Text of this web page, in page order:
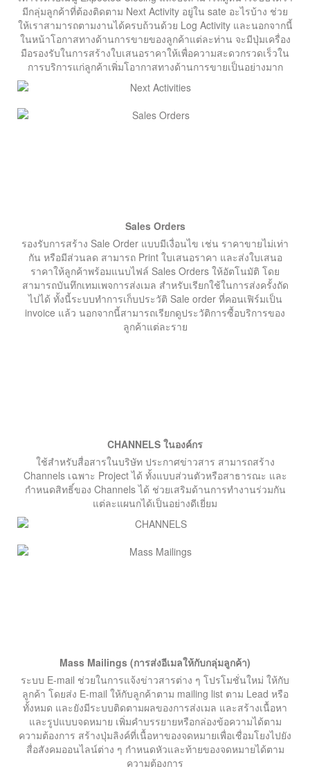
มีกลุ่มลูกค้าที่ต้องติดตาม Next Activity อยู่ใน sate อะไรบ้าง ช่วย
ให้เราสามารถตามงานได้ครบถ้วนด้วย Log Activity และนอกจากนี้
ในหน้าโอกาสทางด้านการขายของลูกค้าแต่ละท่าน จะมีปุ่มเครื่อง
มือรองรับในการสร้างใบเสนอราคาให้เพื่อความสะดวกรวดเร็วใน
การบริการแก่ลูกค้าเพิ่มโอากาสทางด้านการขายเป็นอย่างมาก
Sales Orders
รองรับการสร้าง Sale Order แบบมีเงื่อนไข เช่น ราคาขายไม่เท่า
กัน หรือมีส่วนลด สามารถ Print ใบเสนอราคา และส่งใบเสนอ
ราคาให้ลูกค้าพร้อมแนบไฟล์ Sales Orders ให้อัตโนมัติ โดย
สามารถบันทึกเทมเพจการส่งเมล สำหรับเรียกใช้ในการส่งครั้งถัด
ไปได้ ทั้งนี้ระบบทำการเก็บประวัติ Sale order ที่คอนเฟิร์มเป็น
invoice แล้ว นอกจากนี้สามารถเรียกดูประวัติการซื้อบริการของ
ลูกค้าแต่ละราย
CHANNELS ในองค์กร
ใช้สำหรับสื่อสารในบริษัท ประกาศข่าวสาร สามารถสร้าง
Channels เฉพาะ Project ได้ ทั้งแบบส่วนตัวหรือสาธารณะ และ
กำหนดสิทธิ์ของ Channels ได้ ช่วยเสริมด้านการทำงานร่วมกัน
แต่ละแผนกได้เป็นอย่างดีเยี่ยม
Mass Mailings (การส่งอีเมลให้กับกลุ่มลูกค้า)
ระบบ E-mail ช่วยในการแจ้งข่าวสารต่าง ๆ โปรโมชั่นใหม่ ให้กับ
ลูกค้า โดยส่ง E-mail ให้กับลูกค้าตาม mailing list ตาม Lead หรือ
ทั้งหมด และยังมีระบบติดตามผลของการส่งเมล และสร้างเนื้อหา
และรูปแบบจดหมาย เพิ่มคำบรรยายหรือกล่องข้อความได้ตาม
ความต้องการ สร้างปุ่มลิงค์ที่เนื้อหาของจดหมายเพื่อเชื่อมโยงไปยัง
สื่อสังคมออนไลน์ต่าง ๆ กำหนดหัวและท้ายของจดหมายได้ตาม
ความต้องการ